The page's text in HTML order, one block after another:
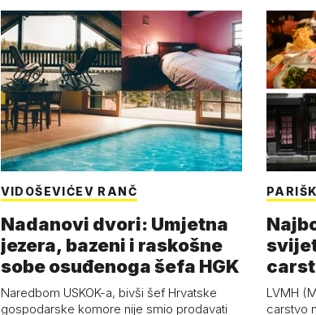
VIDOŠEVIĆEV RANČ
Nadanovi dvori: Umjetna
jezera, bazeni i raskošne
sobe osuđenoga šefa HGK
Naredbom USKOK-a, bivši šef Hrvatske
gospodarske komore nije smio prodavati
LVMH
carstvo